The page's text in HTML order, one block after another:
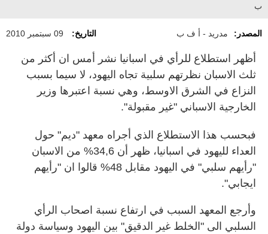
ب
المصدر: مدريد - أ ف ب التاريخ: 09 سبتمبر 2010
أظهر استطلاع للرأي في اسبانيا نشر أمس ان أكثر من
ثلث الاسبان نظرتهم سلبية تجاه اليهود، لا سيما بسبب
النزاع في الشرق الاوسط، وهي نسبة اعتبرها وزير
الخارجية الاسباني "غير مقبولة".
فبحسب هذا الاستطلاع الذي أجراه معهد "ديم" حول
العداء لليهود في اسبانيا، ظهر أن 34,6% من الاسبان
"رأيهم سلبي" في اليهود مقابل 48% قالوا ان "رأيهم
ايجابي".
وأرجع المعهد السبب في ارتفاع نسبة اصحاب الرأي
السلبي الى "الخلط غير الدقيق" بين اليهود وسياسة دولة